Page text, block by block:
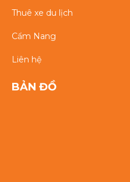
Thuê xe du lịch
Cẩm Nang
Liên hệ
BẢN ĐỒ